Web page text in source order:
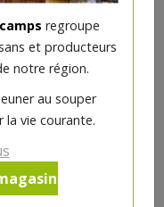
regroupe
et producteurs
notre région.
au souper
la vie courante.
de terre de